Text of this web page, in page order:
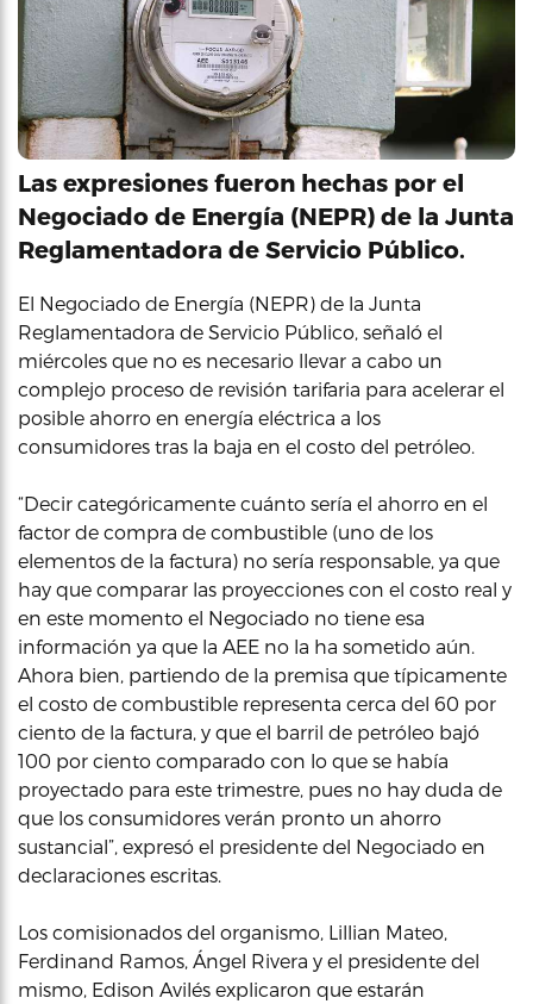
Las expresiones fueron hechas por el
Negociado de Energía (NEPR) de la Junta
Reglamentadora de Servicio Público.
El Negociado de Energía (NEPR) de la Junta
Reglamentadora de Servicio Público, señaló el
miércoles que no es necesario llevar a cabo un
complejo proceso de revisión tarifaria para acelerar el
posible ahorro en energía eléctrica a los
consumidores tras la baja en el costo del petróleo.
“Decir categóricamente cuánto sería el ahorro en el
factor de compra de combustible (uno de los
elementos de la factura) no sería responsable, ya que
hay que comparar las proyecciones con el costo real y
en este momento el Negociado no tiene esa
información ya que la AEE no la ha sometido aún.
Ahora bien, partiendo de la premisa que típicamente
el costo de combustible representa cerca del 60 por
ciento de la factura, y que el barril de petróleo bajó
100 por ciento comparado con lo que se había
proyectado para este trimestre, pues no hay duda de
que los consumidores verán pronto un ahorro
sustancial”, expresó el presidente del Negociado en
declaraciones escritas.
Los comisionados del organismo, Lillian Mateo,
Ferdinand Ramos, Ángel Rivera y el presidente del
mismo, Edison Avilés explicaron que estarán